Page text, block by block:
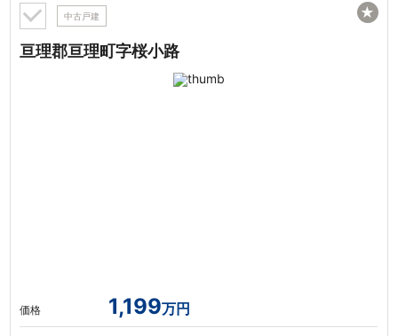
中古戸建
亘理郡亘理町字桜小路
価格 1,199万円
★